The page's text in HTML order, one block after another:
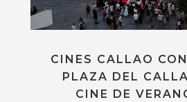
CINES CALLAO
PLAZA DEL
CINE DE